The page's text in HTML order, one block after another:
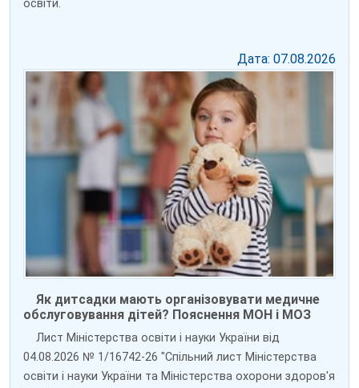
освіти.
Дата: 07.08.2026
Як дитсадки мають організовувати медичне
обслуговування дітей? Пояснення МОН і МОЗ
Лист Міністерства освіти і науки України від
04.08.2026 № 1/16742-26 "Спільний лист Міністерства
освіти і науки України та Міністерства охорони здоров'я